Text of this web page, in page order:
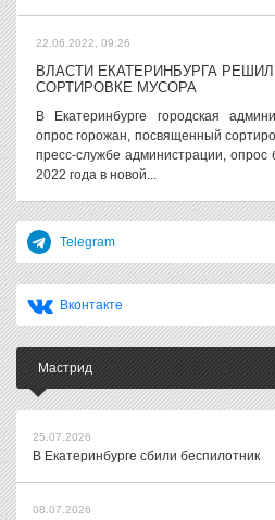
22.06.2022, 09:26
ВЛАСТИ ЕКАТЕРИНБУРГА
СОРТИРОВКЕ МУСОРА
В Екатеринбурге городская
опрос горожан, посвященный
пресс-службе администрации,
2022 года в новой...
Telegram
Вконтакте
Мастрид
25.07.2026
В Екатеринбурге сбили беспилотник
08.07.2026